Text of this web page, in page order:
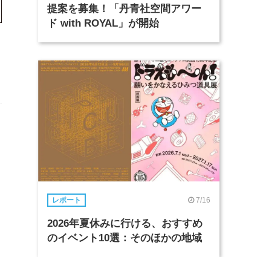
提案を募集！「丹青社空間アワー
ド with ROYAL」が開始
レポート 7/16
2026年夏休みに行ける、おすすめ
のイベント10選：そのほかの地域